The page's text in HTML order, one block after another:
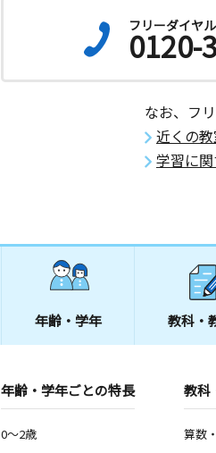
フリーダイヤル
0120-
なお、フ
近くの
学習に
年齢・学年 教科・
年齢・学年ごとの特長
0～2歳
教科
算数